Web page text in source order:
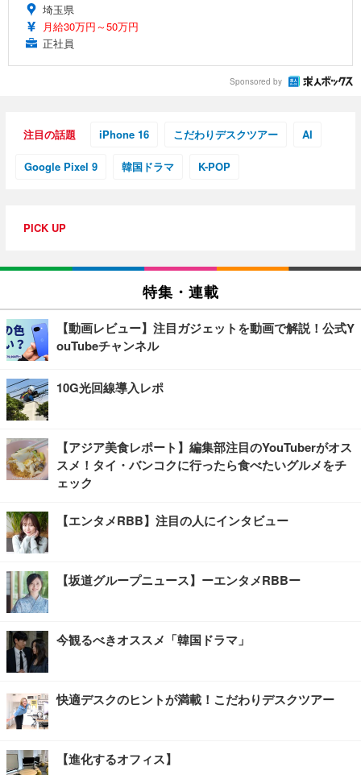
埼玉県
月給30万円～50万円
正社員
Sponsored by
注目の話題 iPhone 16 こだわりデスクツアー AI
Google Pixel 9 韓国ドラマ K-POP
PICK UP
特集・連載
【動画レビュー】注目ガジェットを動画で解説！公式Y
ouTubeチャンネル
10G光回線導入レポ
【アジア美食レポート】編集部注目のYouTuberがオス
スメ！タイ・バンコクに行ったら食べたいグルメをチ
ェック
【エンタメRBB】注目の人にインタビュー
【坂道グループニュース】ーエンタメRBBー
今観るべきオススメ「韓国ドラマ」
快適デスクのヒントが満載！こだわりデスクツアー
【進化するオフィス】